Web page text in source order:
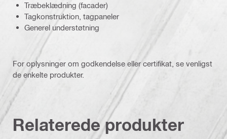
Træbeklædning (facader)
Tagkonstruktion, tagpaneler
Generel understøtning
For oplysninger om godkendelse eller certifikat, se venligst
de enkelte produkter.
Relaterede produkter